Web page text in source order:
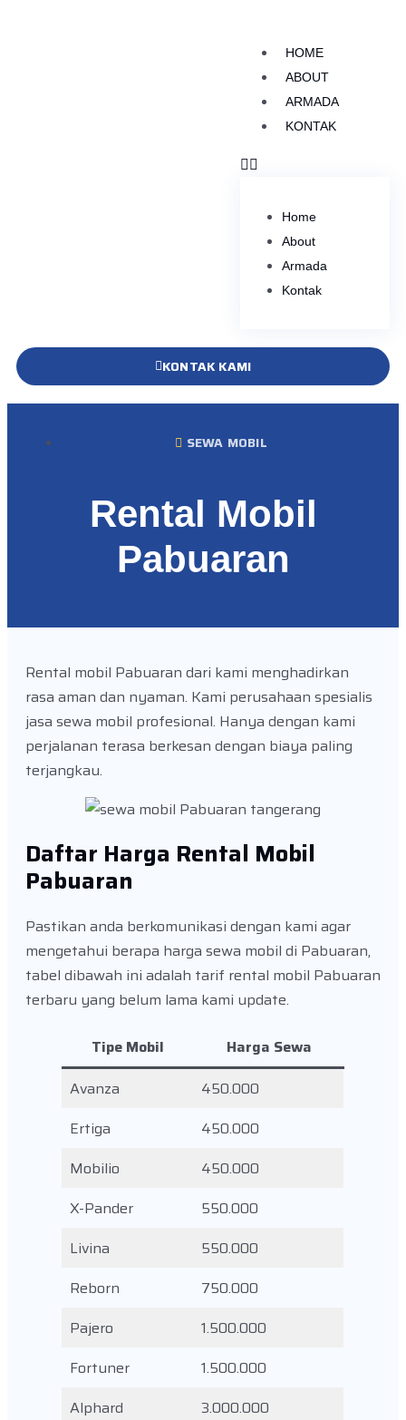
HOME
ABOUT
ARMADA
KONTAK
Home
About
Armada
Kontak
KONTAK KAMI
SEWA MOBIL
Rental Mobil
Pabuaran
Rental mobil Pabuaran dari kami menghadirkan
rasa aman dan nyaman. Kami perusahaan spesialis
jasa sewa mobil profesional. Hanya dengan kami
perjalanan terasa berkesan dengan biaya paling
terjangkau.
Daftar Harga Rental Mobil
Pabuaran
Pastikan anda berkomunikasi dengan kami agar
mengetahui berapa harga sewa mobil di Pabuaran,
tabel dibawah ini adalah tarif rental mobil Pabuaran
terbaru yang belum lama kami update.
Tipe Mobil
Harga Sewa
Avanza
450.000
Ertiga
450.000
Mobilio
450.000
X-Pander
550.000
Livina
550.000
Reborn
750.000
Pajero
1.500.000
Fortuner
1.500.000
Alphard
3.000.000